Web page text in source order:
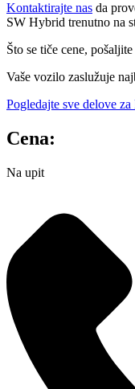
Kontaktirajte nas da
SW Hybrid trenutno na
Što se tiče cene,
Vaše vozilo zaslužuje
Pogledajte sve delove
Cena:
Na upit